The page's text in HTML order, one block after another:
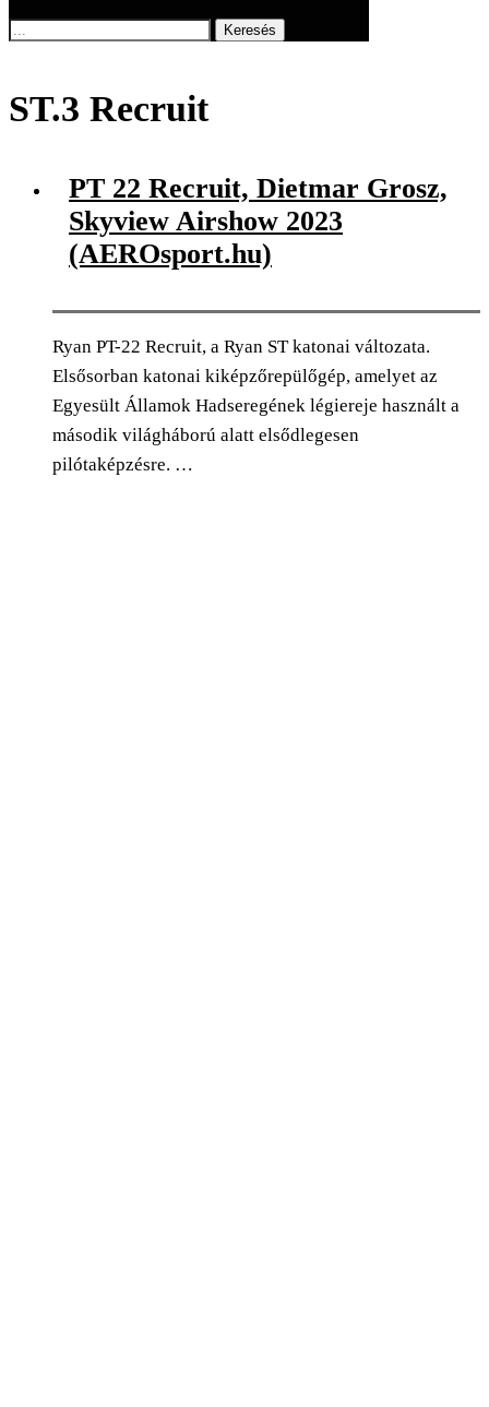
Keresés
ST.3 Recruit
PT 22 Recruit, Dietmar Grosz,
Skyview Airshow 2023
(AEROsport.hu)
Ryan PT-22 Recruit, a Ryan ST katonai változata.
Elsősorban katonai kiképzőrepülőgép, amelyet az
Egyesült Államok Hadseregének légiereje használt a
második világháború alatt elsődlegesen
pilótaképzésre. …